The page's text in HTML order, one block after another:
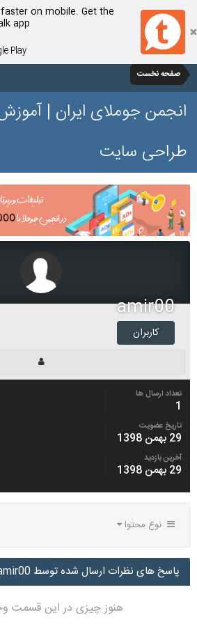
on mobile. Get the
app?
Play
صفحه نخست
انجمن جوملای ایران |
طراحی سایت
amir00
کاربران
تعداد ارسال ها
1
تاریخ عضویت
29 بهمن 1398
آخرین بازدید
29 بهمن 1398
نوع محتوا
پاسخ های نظرات ارسال شده توسط amir00
هنوز چیزی در این قسمت